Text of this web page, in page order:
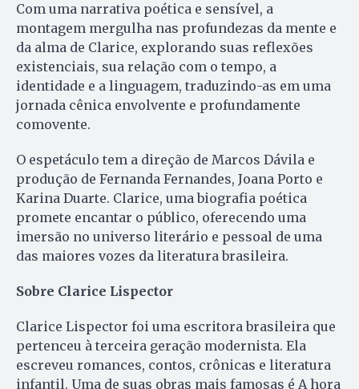
Com uma narrativa poética e sensível, a
montagem mergulha nas profundezas da mente e
da alma de Clarice, explorando suas reflexões
existenciais, sua relação com o tempo, a
identidade e a linguagem, traduzindo-as em uma
jornada cênica envolvente e profundamente
comovente.
O espetáculo tem a direção de Marcos Dávila e
produção de Fernanda Fernandes, Joana Porto e
Karina Duarte. Clarice, uma biografia poética
promete encantar o público, oferecendo uma
imersão no universo literário e pessoal de uma
das maiores vozes da literatura brasileira.
Sobre Clarice Lispector
Clarice Lispector foi uma escritora brasileira que
pertenceu à terceira geração modernista. Ela
escreveu romances, contos, crônicas e literatura
infantil. Uma de suas obras mais famosas é A hora